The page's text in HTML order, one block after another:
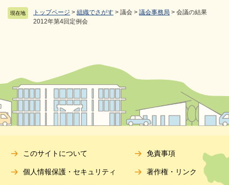
現在地 トップページ > 組織でさがす > 議会 > 議会事務局 > 会議の結果
2012年第4回定例会
このサイトについて 免責事項
個人情報保護・セキュリティ 著作権・リンク